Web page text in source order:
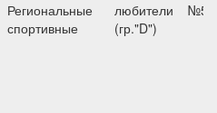
Региональные
спортивные
любители
(гр."D")